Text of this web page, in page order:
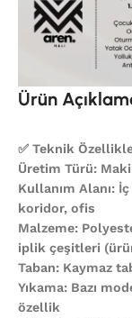
Ürün
✅ Teknik
Üretim Türü:
Kullanım Alanı:
koridor, ofis
Malzeme:
iplik çeşitleri
Taban: Kaymaz
Yıkama: Bazı
özellik